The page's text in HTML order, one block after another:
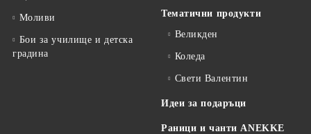
Моливи
Бои за училище и детска
градина
Тематични продукти
Великден
Коледа
Свети Валентин
Идеи за подаръци
Раници и чанти ANEKKE